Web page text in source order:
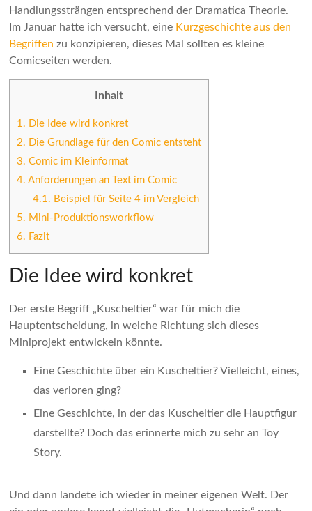
Handlungssträngen entsprechend der Dramatica Theorie.
Im Januar hatte ich versucht, eine Kurzgeschichte aus den
Begriffen zu konzipieren, dieses Mal sollten es kleine
Comicseiten werden.
Inhalt
1. Die Idee wird konkret
2. Die Grundlage für den Comic entsteht
3. Comic im Kleinformat
4. Anforderungen an Text im Comic
4.1. Beispiel für Seite 4 im Vergleich
5. Mini-Produktionsworkflow
6. Fazit
Die Idee wird konkret
Der erste Begriff „Kuscheltier“ war für mich die
Hauptentscheidung, in welche Richtung sich dieses
Miniprojekt entwickeln könnte.
Eine Geschichte über ein Kuscheltier? Vielleicht, eines,
das verloren ging?
Eine Geschichte, in der das Kuscheltier die Hauptfigur
darstellte? Doch das erinnerte mich zu sehr an Toy
Story.
Und dann landete ich wieder in meiner eigenen Welt. Der